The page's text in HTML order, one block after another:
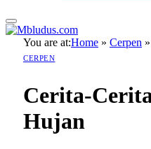
You are at:Home » Cerpen »
CERPEN
Cerita-
Hujan